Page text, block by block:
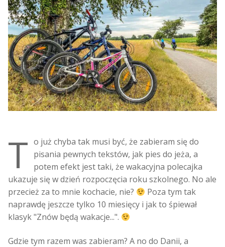
T o już chyba tak musi być, że zabieram się do
pisania pewnych tekstów, jak pies do jeża, a
potem efekt jest taki, że wakacyjna polecajka
ukazuje się w dzień rozpoczęcia roku szkolnego. No ale
przecież za to mnie kochacie, nie?
Poza tym tak
naprawdę jeszcze tylko 10 miesięcy i jak to śpiewał
klasyk "Znów będą wakacje...".
Gdzie tym razem was zabieram? A no do Danii, a